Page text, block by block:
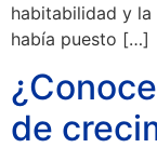
habitabilidad y
había puesto […]
de